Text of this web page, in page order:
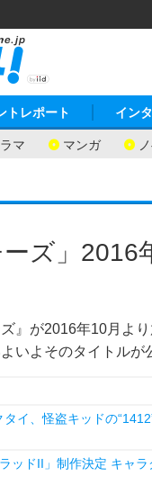
マ マンガ
トレポート イン
ーズ」
』が2016年10月よ
いよそのタイトルが
タイ、怪盗キッドの
ッドII」制作決定 キャ